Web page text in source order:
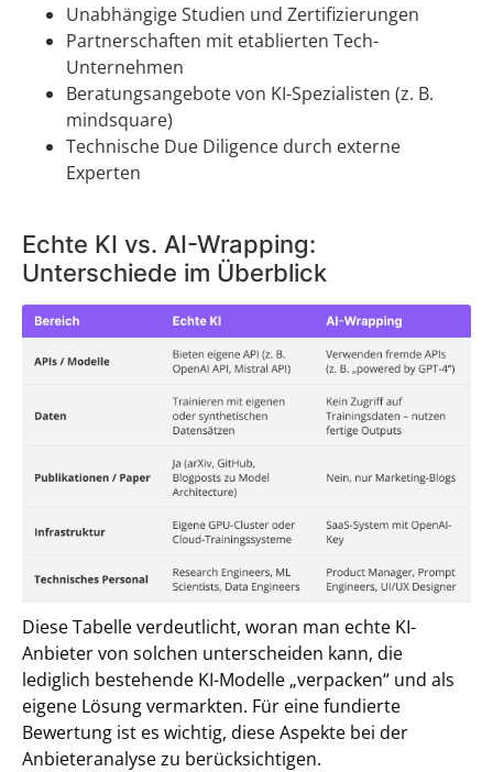
Unabhängige Studien und Zertifizierungen
Partnerschaften mit etablierten Tech-
Unternehmen
Beratungsangebote von KI-Spezialisten (z. B.
mindsquare)
Technische Due Diligence durch externe
Experten
Echte KI vs. AI-Wrapping:
Unterschiede im Überblick
Diese Tabelle verdeutlicht, woran man echte KI-
Anbieter von solchen unterscheiden kann, die
lediglich bestehende KI-Modelle „verpacken“ und als
eigene Lösung vermarkten. Für eine fundierte
Bewertung ist es wichtig, diese Aspekte bei der
Anbieteranalyse zu berücksichtigen.